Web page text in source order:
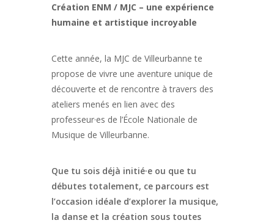
Création ENM / MJC – une expérience
humaine et artistique incroyable
Cette année, la MJC de Villeurbanne te
propose de vivre une aventure unique de
découverte et de rencontre à travers des
ateliers menés en lien avec des
professeur·es de l’École Nationale de
Musique de Villeurbanne.
Que tu sois déjà initié·e ou que tu
débutes totalement, ce parcours est
l’occasion idéale d’explorer la musique,
la danse et la création sous toutes